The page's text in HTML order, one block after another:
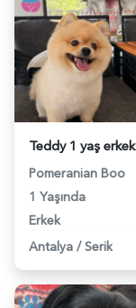
Pomeranian Boo
1 Yaşında
Erkek
Antalya / Serik